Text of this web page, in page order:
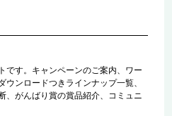
です。キャンペーンのご案内、ワー
ンロードつきラインナップ一覧、
、がんばり賞の賞品紹介、コミュニ